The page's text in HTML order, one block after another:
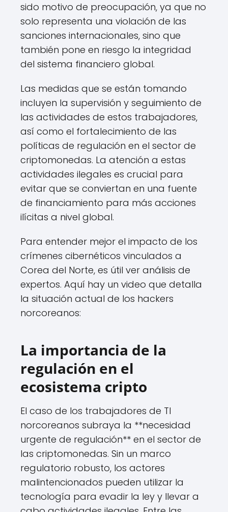
sido motivo de preocupación, ya que no
solo representa una violación de las
sanciones internacionales, sino que
también pone en riesgo la integridad
del sistema financiero global.
Las medidas que se están tomando
incluyen la supervisión y seguimiento de
las actividades de estos trabajadores,
así como el fortalecimiento de las
políticas de regulación en el sector de
criptomonedas. La atención a estas
actividades ilegales es crucial para
evitar que se conviertan en una fuente
de financiamiento para más acciones
ilícitas a nivel global.
Para entender mejor el impacto de los
crímenes cibernéticos vinculados a
Corea del Norte, es útil ver análisis de
expertos. Aquí hay un video que detalla
la situación actual de los hackers
norcoreanos:
La importancia de la
regulación en el
ecosistema cripto
El caso de los trabajadores de TI
norcoreanos subraya la **necesidad
urgente de regulación** en el sector de
las criptomonedas. Sin un marco
regulatorio robusto, los actores
malintencionados pueden utilizar la
tecnología para evadir la ley y llevar a